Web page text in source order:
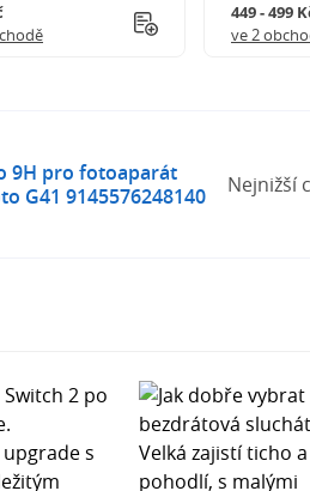
449 - 499
ve 2
9H pro fotoaparát
G41 9145576248140
Nejnižší